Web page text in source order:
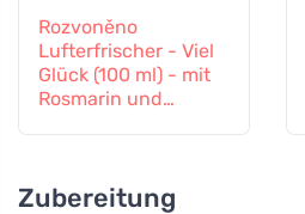
Rozvoněno
Lufterfrischer - Viel
Glück (100 ml) - mit
Rosmarin und
Zubereitung